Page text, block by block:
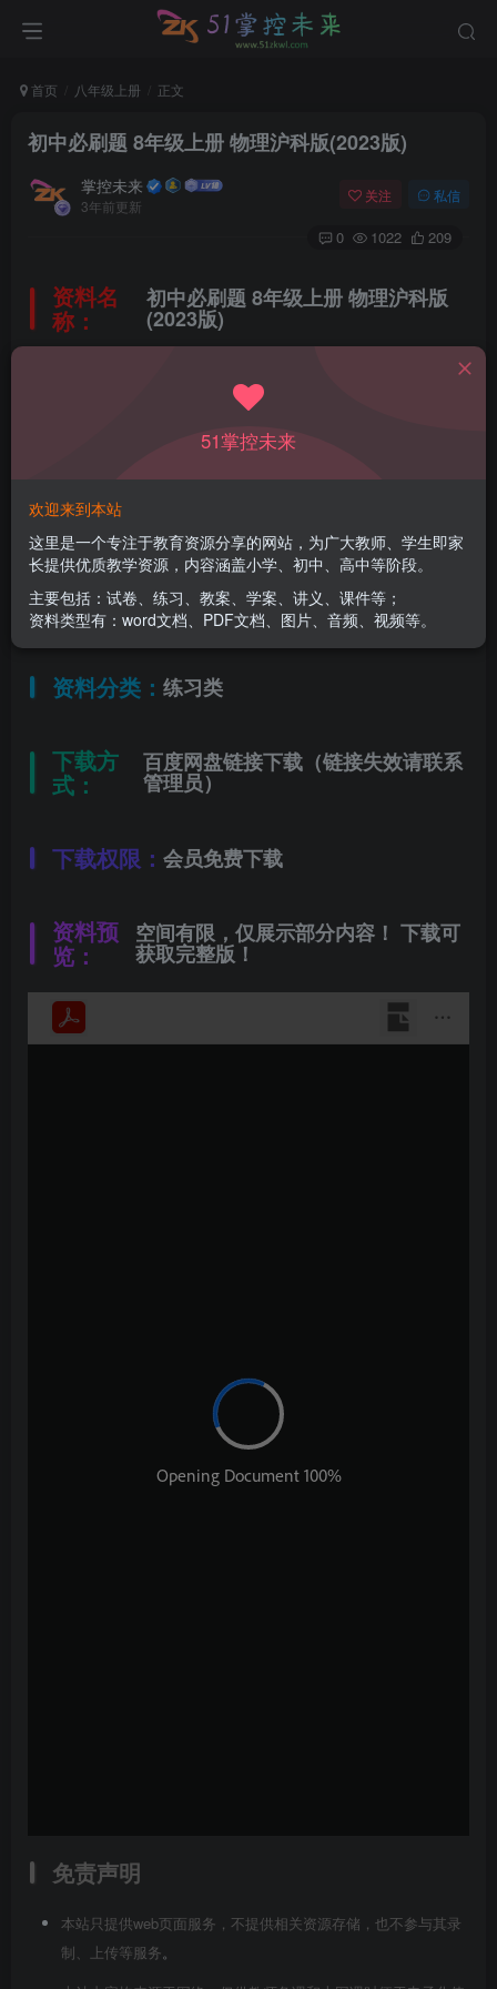
首页 八年级上册 正文
初中必刷题 8年级上册 物理沪科版(2023版)
掌控未来
3年前更新
关注 私信
0 1022 209
资料名
称：
初中必刷题 8年级上册 物理沪科版
(2023版)
适用年级：八年级上册
文件类型：高清PDF
资料分类： 练习类
下载方
式：
百度网盘链接下载（链接失效请联系
管理员）
下载权限： 会员免费下载
资料预
览：
空间有限，仅展示部分内容！ 下载可
获取完整版！
免责声明
本站只提供web页面服务，不提供相关资源存储，也不参与其录
制、上传等服务。
51掌控未来
欢迎来到本站
这里是一个专注于教育资源分享的网站，为广大教师、学生即家
长提供优质教学资源，内容涵盖小学、初中、高中等阶段。
主要包括：试卷、练习、教案、学案、讲义、课件等；
资料类型有：word文档、PDF文档、图片、音频、视频等。